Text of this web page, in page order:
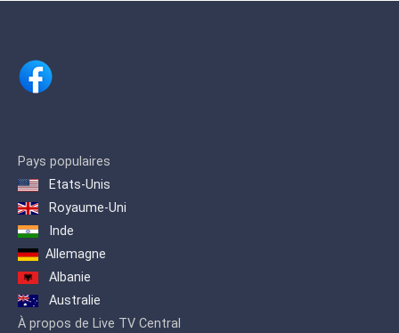
Pays populaires
Etats-Unis
Royaume-Uni
Inde
Allemagne
Albanie
Australie
À propos de Live TV Central